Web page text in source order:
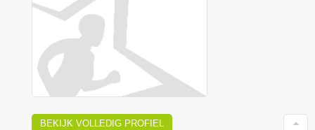
BEKIJK VOLLEDIG PROFIEL